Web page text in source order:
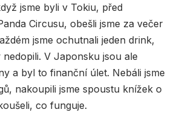
jsme byli v Tokiu, před
Circusu, obešli jsme za večer
jsme ochutnali jeden drink,
V Japonsku jsou ale
a byl to finanční úlet. Nebáli jsme
nakoupili jsme spoustu knížek o
co funguje.